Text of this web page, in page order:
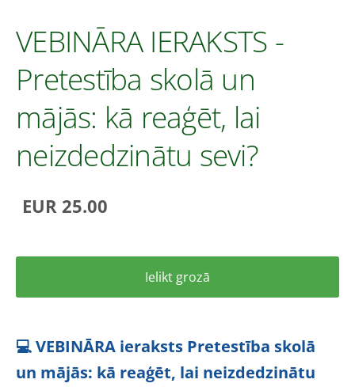
VEBINĀRA IERAKSTS -
Pretestība skolā un
mājās: kā reaģēt, lai
neizdedzinātu sevi?
EUR 25.00
Ielikt grozā
💻 VEBINĀRA ieraksts Pretestība skolā
un mājās: kā reaģēt, lai neizdedzinātu